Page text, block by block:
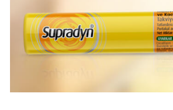
Sahibi
Kimin?
Boykot